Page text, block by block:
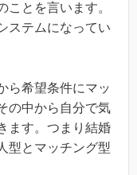
ことを言います。
ステムになってい
ら希望条件にマッ
の中から自分で気
ます。つまり結婚
型とマッチング型